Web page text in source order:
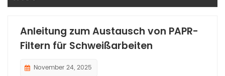
Anleitung zum Austausch von PAPR-
Filtern für Schweißarbeiten
November 24, 2025